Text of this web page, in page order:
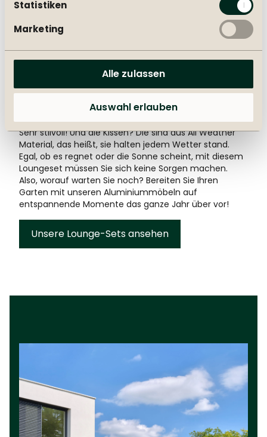
Statistiken
Marketing
Alle zulassen
Auswahl erlauben
Wetterfeste Lounge-Sets
Aluminium ist ein echtes Gartenwunder, da es fast
keine Pflege benötigt. Es ist robust und rostfrei, so dass
unsere Aluminium-Gartenmöbel einfach das ganze
Jahr über draußen stehen bleiben können, ohne zu
modernes und luxuriöses Aussehen. Nehmen Sie zum
Beispiel unser Loungeset Soho, bei dem Sie zwischen
schwarzem und weißem Aluminium wählen können.
Sehr stilvoll! Und die Kissen? Die sind aus All Weather
Material, das heißt, sie halten jedem Wetter stand.
Egal, ob es regnet oder die Sonne scheint, mit diesem
Loungeset müssen Sie sich keine Sorgen machen.
Also, worauf warten Sie noch? Bereiten Sie Ihren
Garten mit unseren Aluminiummöbeln auf
entspannende Momente das ganze Jahr über vor!
Unsere Lounge-Sets ansehen